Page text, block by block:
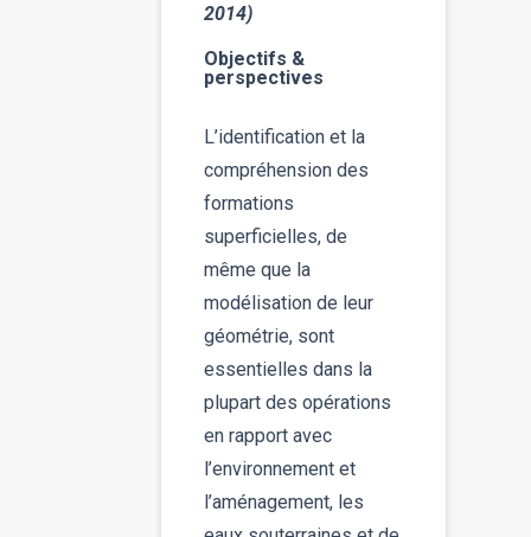
2014)
Objectifs &
perspectives
L’identification et la
compréhension des
formations
superficielles, de
même que la
modélisation de leur
géométrie, sont
essentielles dans la
plupart des opérations
en rapport avec
l’environnement et
l’aménagement, les